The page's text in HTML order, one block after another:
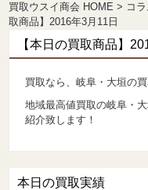
買取ウスイ商会 HOME コ
取商品】2016年3月11日
【本日の買取商品】
買取なら、岐阜・大垣の
地域最高値買取の岐阜・
紹介致します！
本日の買取実績